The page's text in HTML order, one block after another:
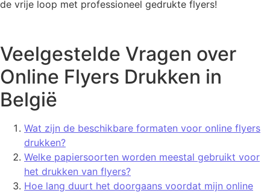
de vrije loop met professioneel gedrukte flyers!
Veelgestelde Vragen over
Online Flyers Drukken in
België
Wat zijn de beschikbare formaten voor online flyers
drukken?
Welke papiersoorten worden meestal gebruikt voor
het drukken van flyers?
Hoe lang duurt het doorgaans voordat mijn online